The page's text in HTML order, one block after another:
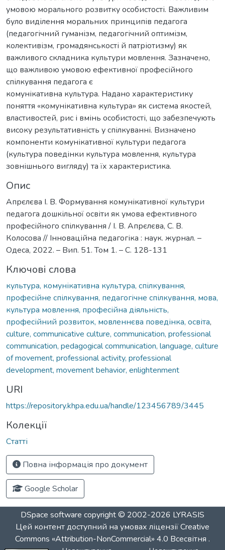
умовою морального розвитку особистості. Важливим
було виділення моральних принципів педагога
(педагогічний гуманізм, педагогічний оптимізм,
колективізм, громадянськості й патріотизму) як
важливого складника культури мовлення. Зазначено,
що важливою умовою ефективної професійного
спілкування педагога є
комунікативна культура. Надано характеристику
поняття «комунікативна культура» як система якостей,
властивостей, рис і вмінь особистості, що забезпечують
високу результативність у спілкуванні. Визначено
компоненти комунікативної культури педагога
(культура поведінки культура мовлення, культура
зовнішнього вигляду) та їх характеристика.
Опис
Апрєлєва І. В. Формування комунікативної культури
педагога дошкільної освіти як умова ефективного
професійного спілкування / І. В. Апрєлєва, С. В.
Колосова // Інноваційна педагогіка : наук. журнал. –
Одеса, 2022. – Вип. 51. Том 1. – С. 128-131
Ключові слова
культура, комунікативна культура, спілкування,
професійне спілкування, педагогічне спілкування, мова,
культура мовлення, професійна діяльність,
професійний розвиток, мовленнєва поведінка, освіта,
culture, communicative culture, communication, professional
communication, pedagogical communication, language, culture
of movement, professional activity, professional
development, movement behavior, enlightenment
URI
https://repository.khpa.edu.ua/handle/123456789/3445
Колекції
Статті
Повна інформація про документ
Google Scholar
DSpace software copyright © 2002-2026 LYRASIS
Цей контент доступний на умовах ліцензіїCreative
Commons «Attribution-NonCommercial» 4.0 Всесвітня .